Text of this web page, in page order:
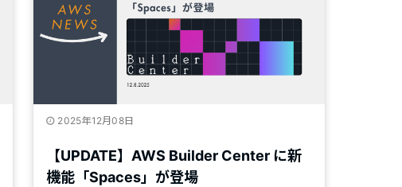
2025年12月08日
【UPDATE】AWS Builder Center に新
機能「Spaces」が登場